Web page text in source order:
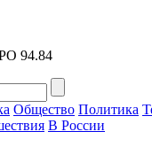
94.84
Общество Политика
В России